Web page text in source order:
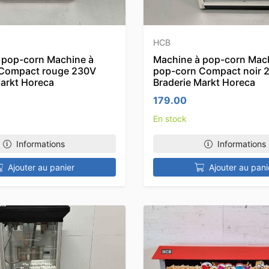
corn Machine à
rouge 230V
Horeca
Informations
Ajouter au panier
HCB
Machine à pop-corn
pop-corn Compact noir
Braderie Markt Horeca
179.00
En stock
Informations
Ajouter au